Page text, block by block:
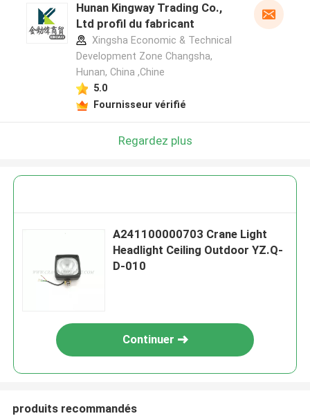
Hunan Kingway Trading Co.,
Ltd profil du fabricant
Xingsha Economic & Technical
Development Zone Changsha,
Hunan, China ,Chine
5.0
Fournisseur vérifié
Regardez plus
A241100000703 Crane Light
Headlight Ceiling Outdoor YZ.Q-
D-010
Continuer
produits recommandés